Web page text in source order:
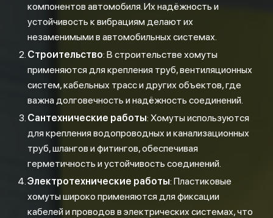
компонентов автомобиля. Их надёжность и
устойчивость к вибрациям делают их
незаменимыми в автомобильных системах.
Строительство: В строительстве хомуты
применяются для крепления труб, вентиляционных
систем, кабельных трасс и других объектов, где
важна долговечность и надёжность соединений.
Сантехнические работы: Хомуты используются
для крепления водопроводных и канализационных
труб, шлангов и фитингов, обеспечивая
герметичность и устойчивость соединений.
Электротехнические работы: Пластиковые
хомуты широко применяются для фиксации
кабелей и проводов в электрических системах, что